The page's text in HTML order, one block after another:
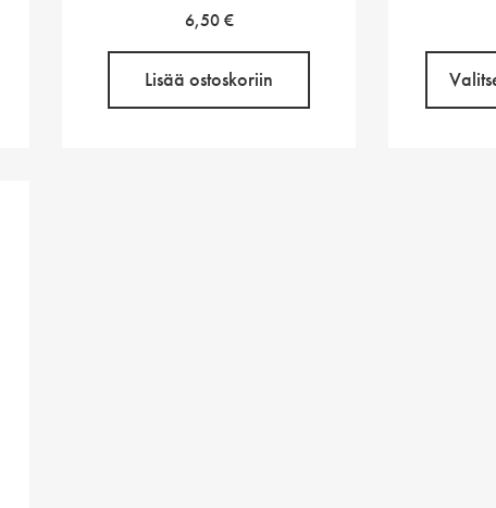
6,50€
Lisää ostoskoriin